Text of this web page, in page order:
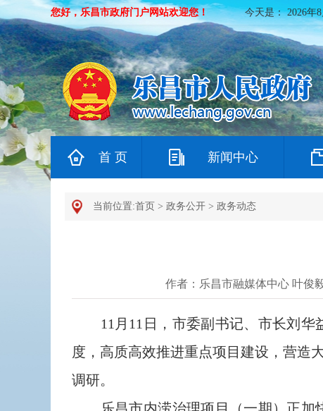
您好，乐昌市政府门户网站欢迎您！ 今天是：2026年
首 页 新闻中心
当前位置:首页 > 政务公开 > 政务动态
作者：乐昌市融媒体中心 叶俊
11月11日，市委副书记、市长刘华
度，高质高效推进重点项目建设，营造
调研。